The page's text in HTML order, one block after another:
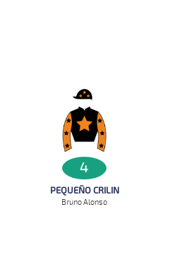
4
PEQUEÑO CRILIN
Bruno Alonso